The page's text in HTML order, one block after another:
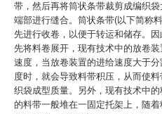
带，然后再将筒状条带裁剪成编织
端部进行缝合。筒状条带(以下简称
先进行收卷，以便于转运和储存。
先将料卷展开，现有技术中的放卷
速度，当放卷装置的进给速度大于
度时，就会导致料带积压，从而使
织袋成型质量。另外，现有技术中
的料带一般堆在一固定托架上，随